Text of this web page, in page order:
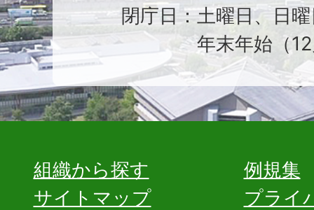
閉庁日：土曜日、日
年末年始（
組織から探す
例規集
サイトマップ
プライ